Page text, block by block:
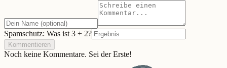
Spamschutz: Was ist 3 + 2?
Kommentieren
Noch keine Kommentare. Sei der Erste!